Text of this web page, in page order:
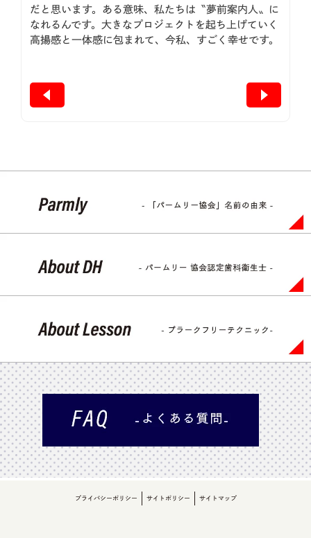
だと思います。ある意味、私たちは〝夢前案内人〟に
なれるんです。大きなプロジェクトを起ち上げていく
高揚感と一体感に包まれて、今私、すごく幸せです。
プライバシーポリシー サイトポリシー サイトマップ